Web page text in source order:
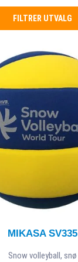
FILTRER UTVALG
MIKASA SV335
Snow volleyball, snø